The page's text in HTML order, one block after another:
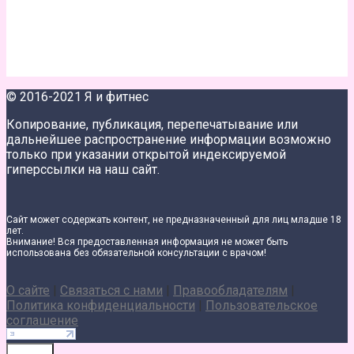
© 2016-2021 Я и фитнес
Копирование, публикация, перепечатывание или
дальнейшее распространение информации возможно
только при указании открытой индексируемой
гиперссылки на наш сайт.
Сайт может содержать контент, не предназначенный для лиц младше 18
лет.
Внимание! Вся предоставленная информация не может быть
использована без обязательной консультации с врачом!
О сайте Связаться с нами Правообладателям
Политика конфиденциальности
Пользовательское
соглашение